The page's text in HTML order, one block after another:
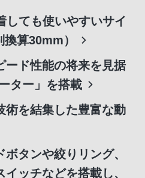
しても使いやすいサイ
算30mm）
ード性能の将来を見据
ター」を搭載
術を結集した豊富な動
タンや絞りリング、
ッチなどを搭載し、